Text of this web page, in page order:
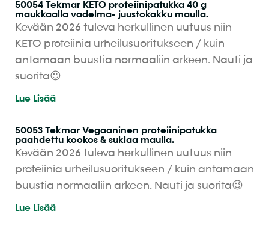
50054 Tekmar KETO proteiinipatukka 40 g
maukkaalla vadelma- juustokakku maulla.
Kevään 2026 tuleva herkullinen uutuus niin
KETO proteiinia urheilusuoritukseen / kuin
antamaan buustia normaaliin arkeen. Nauti ja
suorita😉
Lue Lisää
50053 Tekmar Vegaaninen proteiinipatukka
paahdettu kookos & suklaa maulla.
Kevään 2026 tuleva herkullinen uutuus niin
proteiinia urheilusuoritukseen / kuin antamaan
buustia normaaliin arkeen. Nauti ja suorita😉
Lue Lisää